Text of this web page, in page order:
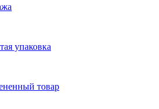
упаковка
товар